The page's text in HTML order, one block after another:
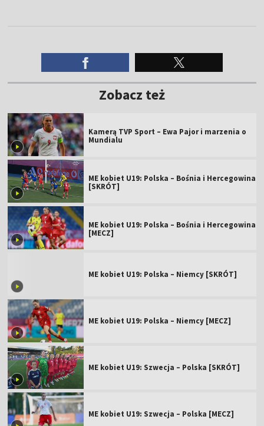
Zobacz też
Kamerą TVP Sport – Ewa Pajor i marzenia o
Mundialu
ME kobiet U19: Polska – Bośnia i Hercegowina
[SKRÓT]
ME kobiet U19: Polska – Bośnia i Hercegowina
[MECZ]
ME kobiet U19: Polska – Niemcy [SKRÓT]
ME kobiet U19: Polska – Niemcy [MECZ]
ME kobiet U19: Szwecja – Polska [SKRÓT]
ME kobiet U19: Szwecja – Polska [MECZ]